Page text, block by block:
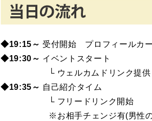
◆19:15～ 受付開始 プロフィールカ
◆19:30～ イベントスタート
└ ウェルカムドリンク提供
◆19:35～ 自己紹介タイム
└ フリードリンク開始
※お相手チェンジ有(男性の